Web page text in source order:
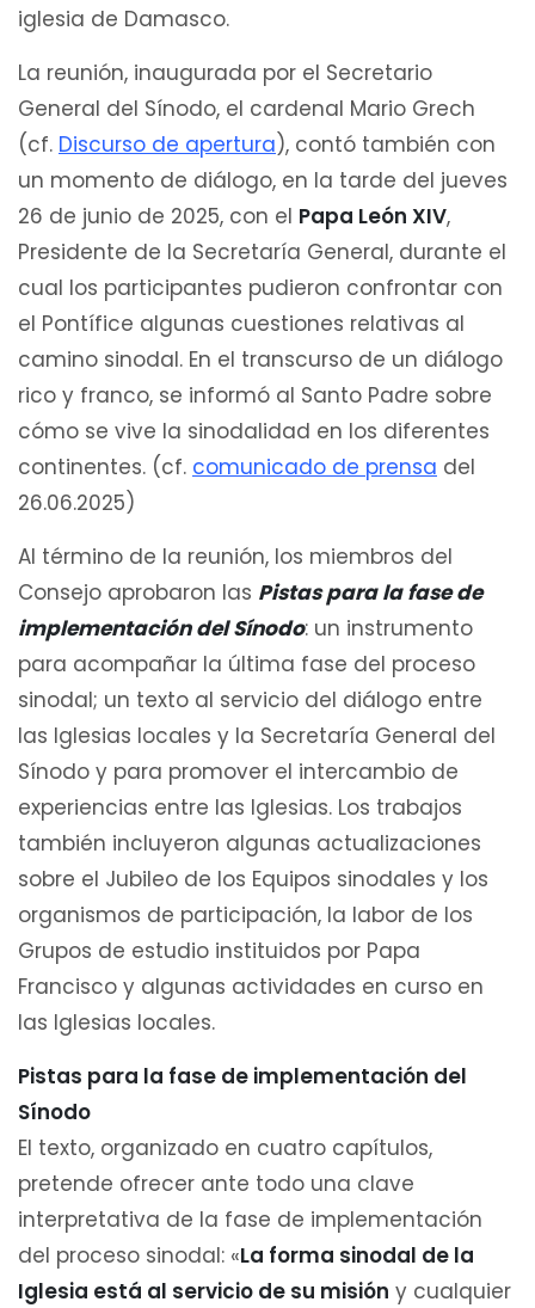
iglesia de Damasco.
La reunión, inaugurada por el Secretario
General del Sínodo, el cardenal Mario Grech
(cf. Discurso de apertura), contó también con
un momento de diálogo, en la tarde del jueves
26 de junio de 2025, con el Papa León XIV,
Presidente de la Secretaría General, durante el
cual los participantes pudieron confrontar con
el Pontífice algunas cuestiones relativas al
camino sinodal. En el transcurso de un diálogo
rico y franco, se informó al Santo Padre sobre
cómo se vive la sinodalidad en los diferentes
continentes. (cf. comunicado de prensa del
26.06.2025)
Al término de la reunión, los miembros del
Consejo aprobaron las Pistas para la fase de
implementación del Sínodo: un instrumento
para acompañar la última fase del proceso
sinodal; un texto al servicio del diálogo entre
las Iglesias locales y la Secretaría General del
Sínodo y para promover el intercambio de
experiencias entre las Iglesias. Los trabajos
también incluyeron algunas actualizaciones
sobre el Jubileo de los Equipos sinodales y los
organismos de participación, la labor de los
Grupos de estudio instituidos por Papa
Francisco y algunas actividades en curso en
las Iglesias locales.
Pistas para la fase de implementación del
Sínodo
El texto, organizado en cuatro capítulos,
pretende ofrecer ante todo una clave
interpretativa de la fase de implementación
del proceso sinodal: «La forma sinodal de la
Iglesia está al servicio de su misión y cualquier